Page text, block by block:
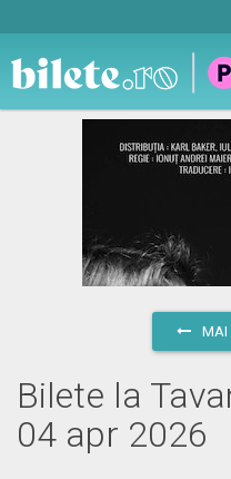
MAI
Bilete la
04 apr 2026